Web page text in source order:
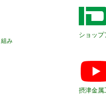
み
ショッ
摂津金属